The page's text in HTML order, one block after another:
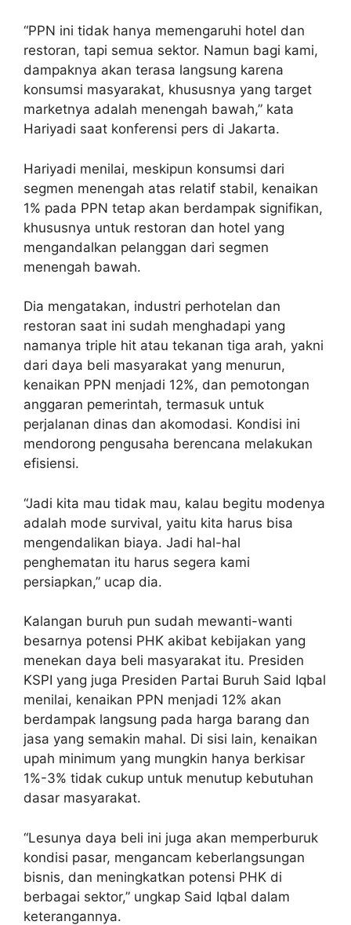
“PPN ini tidak hanya memengaruhi hotel dan
restoran, tapi semua sektor. Namun bagi kami,
dampaknya akan terasa langsung karena
konsumsi masyarakat, khususnya yang target
marketnya adalah menengah bawah,” kata
Hariyadi saat konferensi pers di Jakarta.
Hariyadi menilai, meskipun konsumsi dari
segmen menengah atas relatif stabil, kenaikan
1% pada PPN tetap akan berdampak signifikan,
khususnya untuk restoran dan hotel yang
mengandalkan pelanggan dari segmen
menengah bawah.
Dia mengatakan, industri perhotelan dan
restoran saat ini sudah menghadapi yang
namanya triple hit atau tekanan tiga arah, yakni
dari daya beli masyarakat yang menurun,
kenaikan PPN menjadi 12%, dan pemotongan
anggaran pemerintah, termasuk untuk
perjalanan dinas dan akomodasi. Kondisi ini
mendorong pengusaha berencana melakukan
efisiensi.
“Jadi kita mau tidak mau, kalau begitu modenya
adalah mode survival, yaitu kita harus bisa
mengendalikan biaya. Jadi hal-hal
penghematan itu harus segera kami
persiapkan,” ucap dia.
Kalangan buruh pun sudah mewanti-wanti
besarnya potensi PHK akibat kebijakan yang
menekan daya beli masyarakat itu. Presiden
KSPI yang juga Presiden Partai Buruh Said Iqbal
menilai, kenaikan PPN menjadi 12% akan
berdampak langsung pada harga barang dan
jasa yang semakin mahal. Di sisi lain, kenaikan
upah minimum yang mungkin hanya berkisar
1%-3% tidak cukup untuk menutup kebutuhan
dasar masyarakat.
“Lesunya daya beli ini juga akan memperburuk
kondisi pasar, mengancam keberlangsungan
bisnis, dan meningkatkan potensi PHK di
berbagai sektor,” ungkap Said Iqbal dalam
keterangannya.